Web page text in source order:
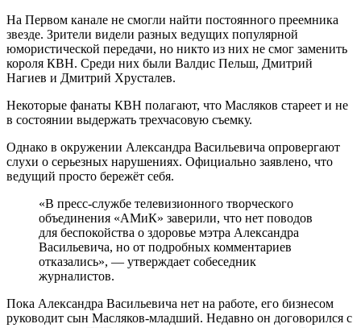
На Первом канале не смогли найти постоянного преемника
звезде. Зрители видели разных ведущих популярной
юмористической передачи, но никто из них не смог заменить
короля КВН. Среди них были Валдис Пельш, Дмитрий
Нагиев и Дмитрий Хрусталев.
Некоторые фанаты КВН полагают, что Масляков стареет и не
в состоянии выдержать трехчасовую съемку.
Однако в окружении Александра Васильевича опровергают
слухи о серьезных нарушениях. Официально заявлено, что
ведущий просто бережёт себя.
«В пресс-службе телевизионного творческого
объединения «АМиК» заверили, что нет поводов
для беспокойства о здоровье мэтра Александра
Васильевича, но от подробных комментариев
отказались», — утверждает собеседник
журналистов.
Пока Александра Васильевича нет на работе, его бизнесом
руководит сын Масляков-младший. Недавно он договорился с